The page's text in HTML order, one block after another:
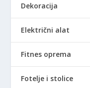
Dekoracija
Električni alat
Fitnes oprema
Fotelje i stolice